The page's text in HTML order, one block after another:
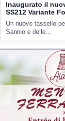
Inaugurato il
SS212 Variante
Un nuovo tassello
Sannio e delle...